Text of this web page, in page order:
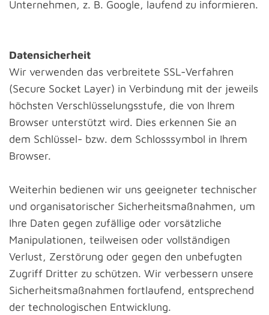
Unternehmen, z. B. Google, laufend zu informieren.
Datensicherheit
Wir verwenden das verbreitete SSL-Verfahren
(Secure Socket Layer) in Verbindung mit der jeweils
höchsten Verschlüsselungsstufe, die von Ihrem
Browser unterstützt wird. Dies erkennen Sie an
dem Schlüssel- bzw. dem Schlosssymbol in Ihrem
Browser.
Weiterhin bedienen wir uns geeigneter technischer
und organisatorischer Sicherheitsmaßnahmen, um
Ihre Daten gegen zufällige oder vorsätzliche
Manipulationen, teilweisen oder vollständigen
Verlust, Zerstörung oder gegen den unbefugten
Zugriff Dritter zu schützen. Wir verbessern unsere
Sicherheitsmaßnahmen fortlaufend, entsprechend
der technologischen Entwicklung.